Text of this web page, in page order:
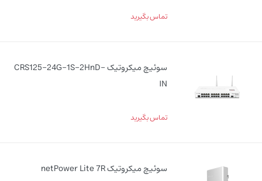
تماس بگیرید
سوئیچ میکروتیک CRS125-24G-1S-2HnD-
IN
تماس بگیرید
سوئیچ میکروتیک netPower Lite 7R